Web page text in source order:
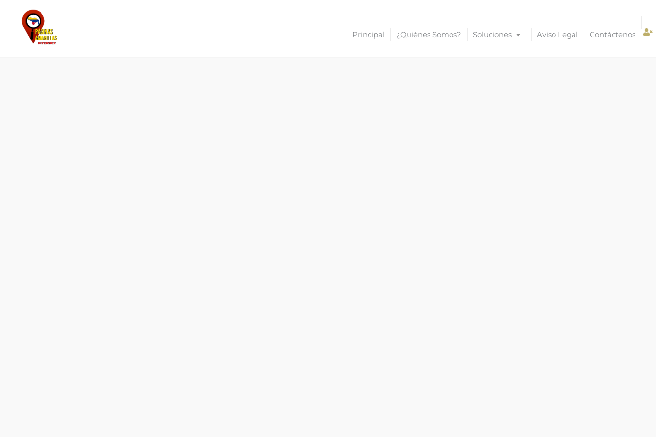
Principal ¿Quiénes Somos? Soluciones Aviso Legal Contáctenos